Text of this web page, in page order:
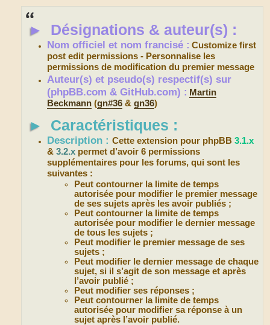
► Désignations & auteur(s) :
Nom officiel et nom francisé : Customize first
post edit permissions - Personnalise les
permissions de modification du premier message
Auteur(s) et pseudo(s) respectif(s) sur
(phpBB.com & GitHub.com) : Martin
Beckmann (gn#36 &gn36)
► Caractéristiques :
Description :Cette extension pour phpBB3.1.x
&3.2.x permet d’avoir 6 permissions
supplémentaires pour les forums, qui sont les
suivantes :
Peut contourner la limite de temps
autorisée pour modifier le premier message
de ses sujets après les avoir publiés ;
Peut contourner la limite de temps
autorisée pour modifier le dernier message
de tous les sujets ;
Peut modifier le premier message de ses
sujets ;
Peut modifier le dernier message de chaque
sujet, si il s’agit de son message et après
l’avoir publié ;
Peut modifier ses réponses ;
Peut contourner la limite de temps
autorisée pour modifier sa réponse à un
sujet après l’avoir publié.